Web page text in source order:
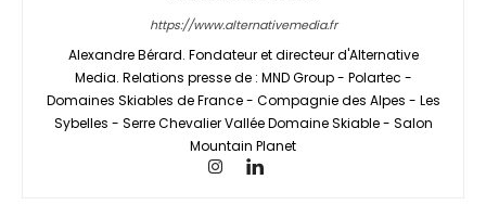
https://www.alternativemedia.fr
Alexandre Bérard. Fondateur et directeur d'Alternative
Media. Relations presse de : MND Group - Polartec -
Domaines Skiables de France - Compagnie des Alpes - Les
Sybelles - Serre Chevalier Vallée Domaine Skiable - Salon
Mountain Planet